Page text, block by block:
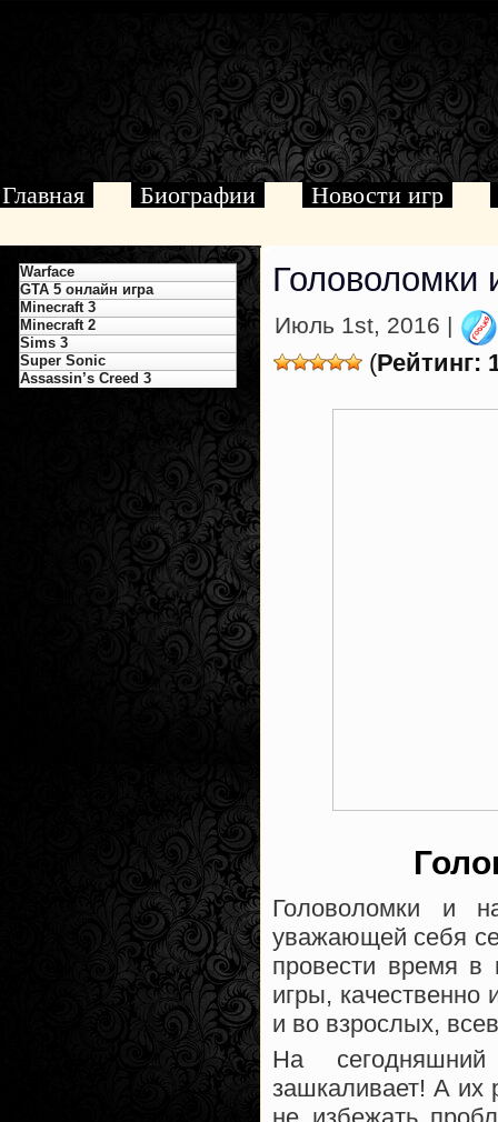
Главная Биографии Новости игр
Головоломки
Июль 1st, 2016 |
(Рейтинг:
Головоломки и
уважающей себя
провести время в
игры, качественно
и во взрослых,
На
зашкаливает! А их
Warface
GTA 5 онлайн игра
Minecraft 3
Minecraft 2
Sims 3
Super Sonic
Assassin’s Creed 3